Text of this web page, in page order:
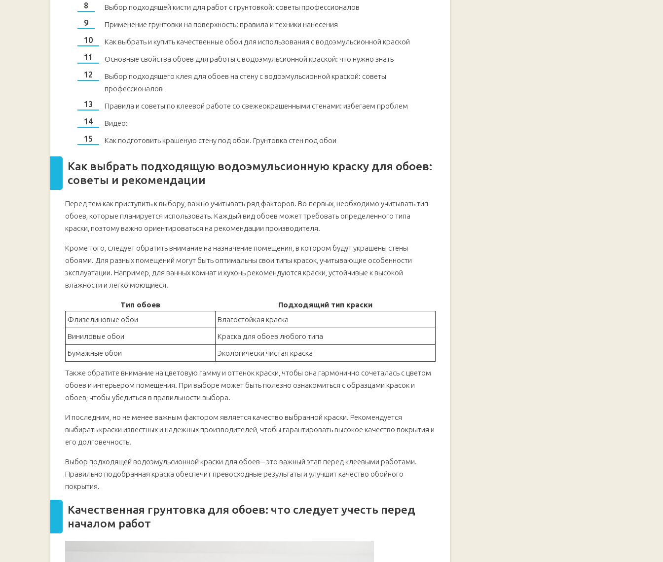
Выбор подходящей кисти для работ с грунтовкой: советы профессионалов
Применение грунтовки на поверхность: правила и техники нанесения
Как выбрать и купить качественные обои для использования с водоэмульсионной краской
Основные свойства обоев для работы с водоэмульсионной краской: что нужно знать
Выбор подходящего клея для обоев на стену с водоэмульсионной краской: советы
профессионалов
Правила и советы по клеевой работе со свежеокрашенными стенами: избегаем проблем
Видео:
Как подготовить крашеную стену под обои. Грунтовка стен под обои
Как выбрать подходящую водоэмульсионную краску для обоев:
советы и рекомендации
Перед тем как приступить к выбору, важно учитывать ряд факторов. Во-первых, необходимо учитывать тип
обоев, которые планируется использовать. Каждый вид обоев может требовать определенного типа
краски, поэтому важно ориентироваться на рекомендации производителя.
Кроме того, следует обратить внимание на назначение помещения, в котором будут украшены стены
обоями. Для разных помещений могут быть оптимальны свои типы красок, учитывающие особенности
эксплуатации. Например, для ванных комнат и кухонь рекомендуются краски, устойчивые к высокой
влажности и легко моющиеся.
Тип обоев
Подходящий тип краски
Флизелиновые обои
Влагостойкая краска
Виниловые обои
Краска для обоев любого типа
Бумажные обои
Экологически чистая краска
Также обратите внимание на цветовую гамму и оттенок краски, чтобы она гармонично сочеталась с цветом
обоев и интерьером помещения. При выборе может быть полезно ознакомиться с образцами красок и
обоев, чтобы убедиться в правильности выбора.
И последним, но не менее важным фактором является качество выбранной краски. Рекомендуется
выбирать краски известных и надежных производителей, чтобы гарантировать высокое качество покрытия и
его долговечность.
Выбор подходящей водоэмульсионной краски для обоев – это важный этап перед клеевыми работами.
Правильно подобранная краска обеспечит превосходные результаты и улучшит качество обойного
покрытия.
Качественная грунтовка для обоев: что следует учесть перед
началом работ